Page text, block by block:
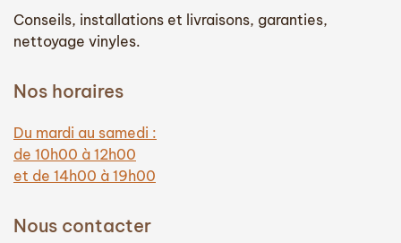
Conseils, installations et livraisons, garanties,
nettoyage vinyles.
Nos horaires
Du mardi au samedi :
de 10h00 à 12h00
et de 14h00 à 19h00
Nous contacter